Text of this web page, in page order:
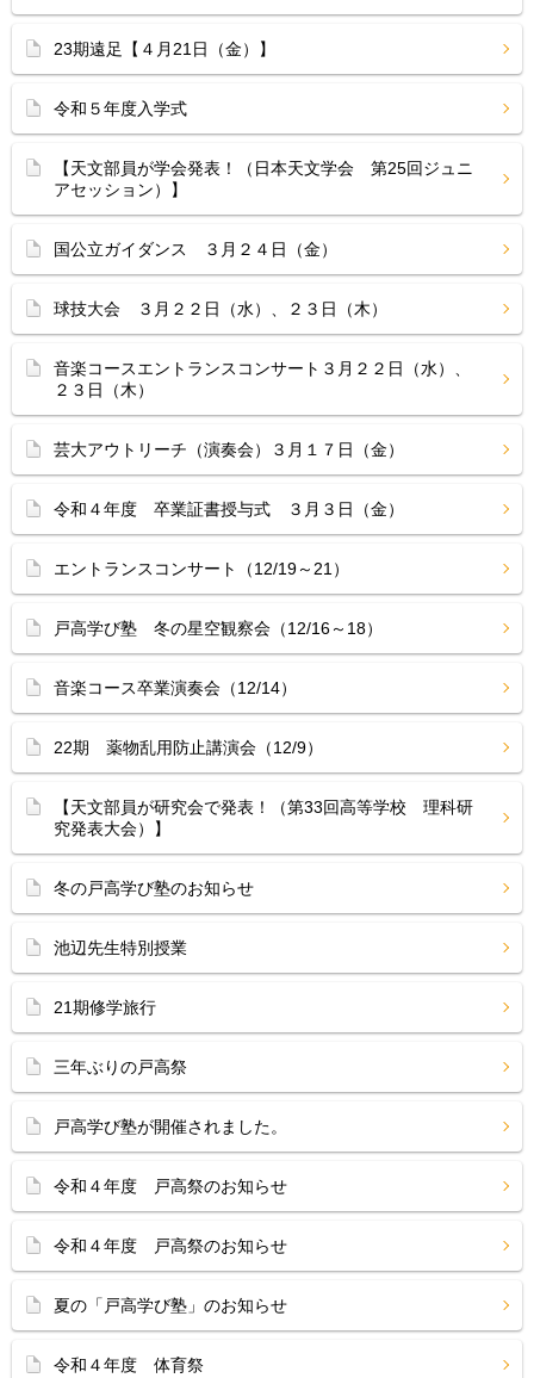
23期遠足【４月21日（金）】
令和５年度入学式
【天文部員が学会発表！（日本天文学会 第25回ジュニ
アセッション）】
国公立ガイダンス ３月２４日（金）
球技大会 ３月２２日（水）、２３日（木）
音楽コースエントランスコンサート３月２２日（水）、
２３日（木）
芸大アウトリーチ（演奏会）３月１７日（金）
令和４年度 卒業証書授与式 ３月３日（金）
エントランスコンサート（12/19～21）
戸高学び塾 冬の星空観察会（12/16～18）
音楽コース卒業演奏会（12/14）
22期 薬物乱用防止講演会（12/9）
【天文部員が研究会で発表！（第33回高等学校 理科研
究発表大会）】
冬の戸高学び塾のお知らせ
池辺先生特別授業
21期修学旅行
三年ぶりの戸高祭
戸高学び塾が開催されました。
令和４年度 戸高祭のお知らせ
令和４年度 戸高祭のお知らせ
夏の「戸高学び塾」のお知らせ
令和４年度 体育祭